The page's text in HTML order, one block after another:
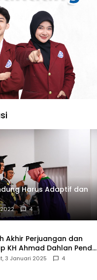
Harus Adaptif dan
4
Akhir Perjuangan dan
KH Ahmad Dahlan Pendiri
3 Januari 2025 4